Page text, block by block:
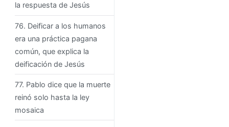
la respuesta de Jesús
76. Deificar a los humanos
era una práctica pagana
común, que explica la
deificación de Jesús
77. Pablo dice que la muerte
reinó solo hasta la ley
mosaica